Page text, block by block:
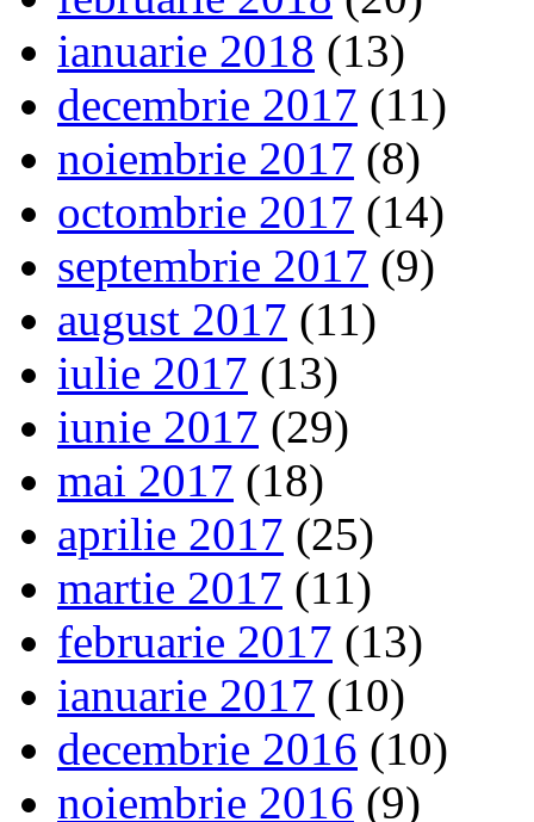
ianuarie 2018 (13)
decembrie 2017 (11)
noiembrie 2017 (8)
octombrie 2017 (14)
septembrie 2017 (9)
august 2017 (11)
iulie 2017 (13)
iunie 2017 (29)
mai 2017 (18)
aprilie 2017 (25)
martie 2017 (11)
februarie 2017 (13)
ianuarie 2017 (10)
decembrie 2016 (10)
noiembrie 2016 (9)